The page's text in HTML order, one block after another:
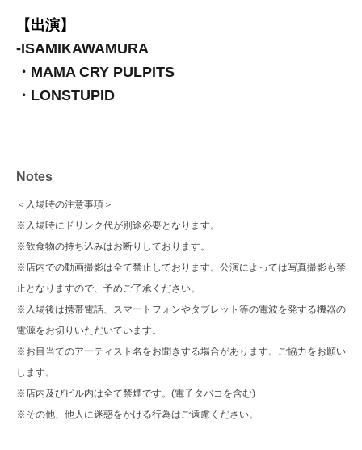
【出演】
-ISAMIKAWAMURA
・MAMA CRY PULPITS
・LONSTUPID
Notes
＜入場時の注意事項＞
※入場時にドリンク代が別途必要となります。
※飲食物の持ち込みはお断りしております。
※店内での動画撮影は全て禁止しております。公演によっては写真撮影も禁
止となりますので、予めご了承ください。
※入場後は携帯電話、スマートフォンやタブレット等の電波を発する機器の
電源をお切りいただいています。
※お目当てのアーティスト名をお聞きする場合があります。ご協力をお願い
します。
※店内及びビル内は全て禁煙です。(電子タバコを含む)
※その他、他人に迷惑をかける行為はご遠慮ください。